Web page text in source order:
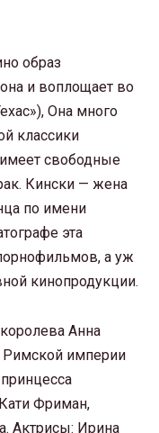
образ
и воплощает во
Она много
классики
свободные
Кински — жена
по имени
эта
а уж
кинопродукции.
Анна
Римской империи
Фриман,
Актрисы: Ирина